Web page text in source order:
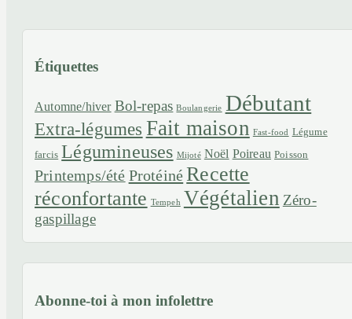
Étiquettes
Automne/hiver Bol-repas Boulangerie Débutant
Extra-légumes Fait maison Fast-food Légume
farcis Légumineuses Mijoté Noël Poireau Poisson
Printemps/été ProtéinéRecette
réconfortante Tempeh Végétalien Zéro-
gaspillage
Abonne-toi à mon infolettre